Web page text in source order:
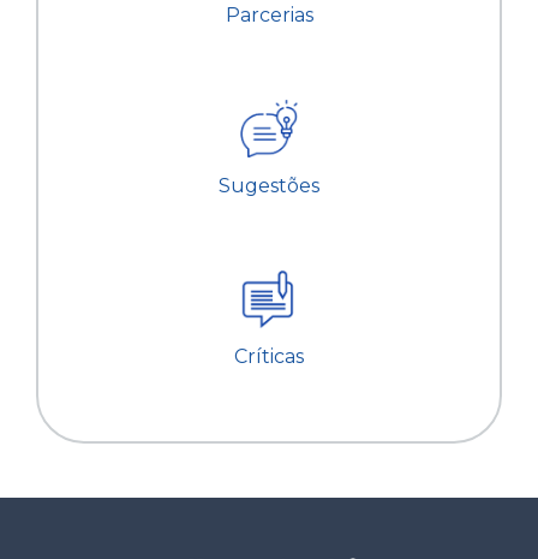
Parcerias
Sugestões
Críticas